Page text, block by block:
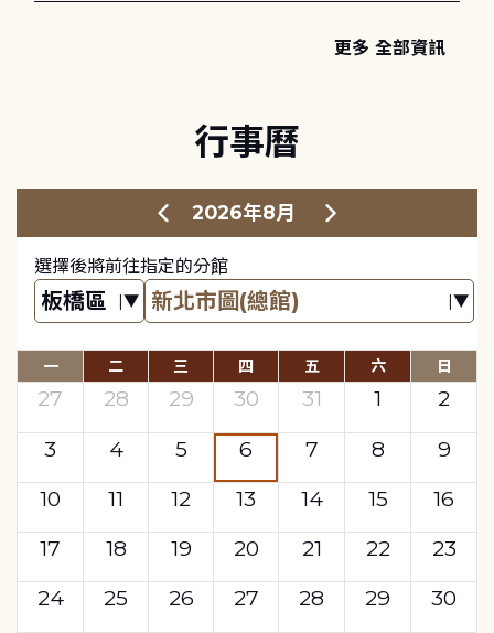
更多 全部資訊
行事曆
2026年8月
選擇後將前往指定的分館
一 二 三 四 五 六 日
27 28 29 30 31 1
2
3
4 5 6 7 8
9
10
11 12 13 14 15
16
17
18 19 20 21 22
23
24
25 26 27 28 29
30